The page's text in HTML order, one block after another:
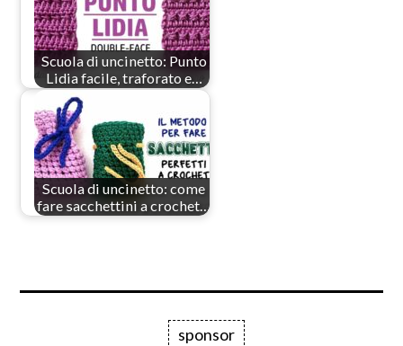
Scuola di uncinetto: Punto
Lidia facile, traforato e…
Scuola di uncinetto: come
fare sacchettini a crochet…
sponsor